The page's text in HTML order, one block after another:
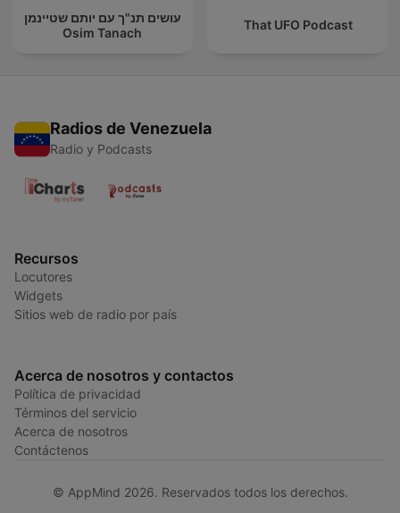
עושים תנ"ך עם יותם שטיינמן
Osim Tanach
That UFO Podcast
Radios de Venezuela
Radio y Podcasts
Recursos
Locutores
Widgets
Sitios web de radio por país
Acerca de nosotros y contactos
Política de privacidad
Términos del servicio
Acerca de nosotros
Contáctenos
© AppMind 2026. Reservados todos los derechos.